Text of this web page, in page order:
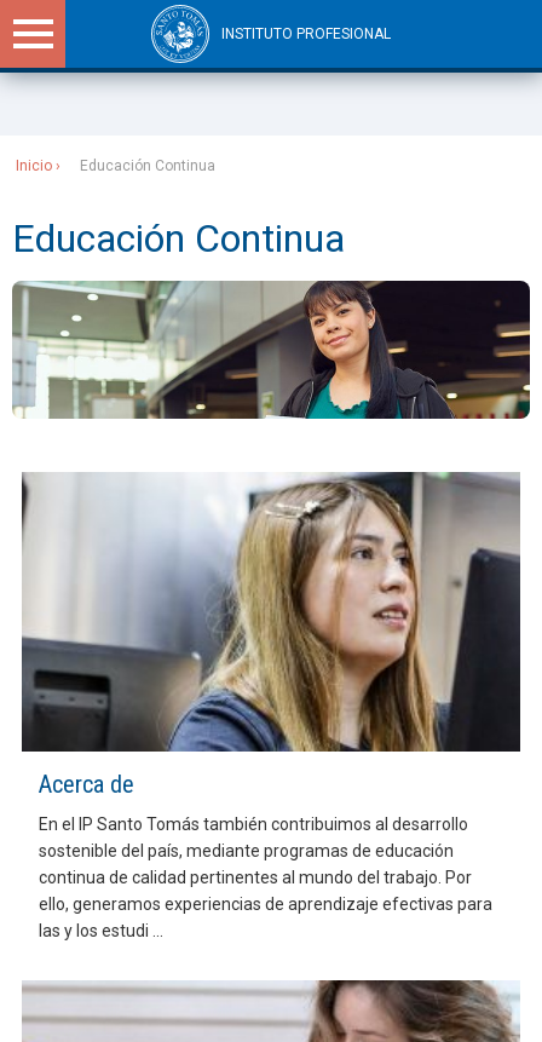
INSTITUTO PROFESIONAL
Inicio Educación Continua
Educación Continua
Acerca de
En el IP Santo Tomás también contribuimos al desarrollo
sostenible del país, mediante programas de educación
continua de calidad pertinentes al mundo del trabajo. Por
ello, generamos experiencias de aprendizaje efectivas para
las y los estudi ...